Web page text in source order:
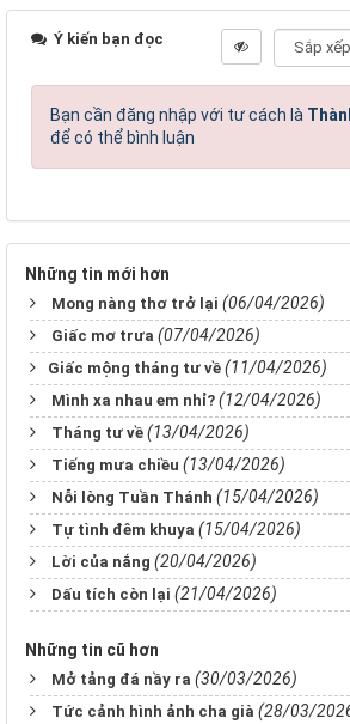
Ý kiến bạn đọc
Bạn cần đăng nhập với tư cách là
để có thể bình luận
Những tin mới hơn
Mong nàng thơ trở lại (06/04/2026)
Giấc mơ trưa (07/04/2026)
​Giấc mộng tháng tư về ​ (11/04/2026)
Mình xa nhau em nhỉ? (12/04/2026)
Tháng tư về (13/04/2026)
Tiếng mưa chiều (13/04/2026)
Nỗi lòng Tuần Thánh (15/04/2026)
Tự tình đêm khuya (15/04/2026)
Lời của nắng (20/04/2026)
Dấu tích còn lại (21/04/2026)
Những tin cũ hơn
Mở tảng đá nầy ra (30/03/2026)
Tức cảnh hình ảnh cha già (28/03/